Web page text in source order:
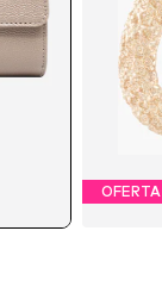
OFERTA